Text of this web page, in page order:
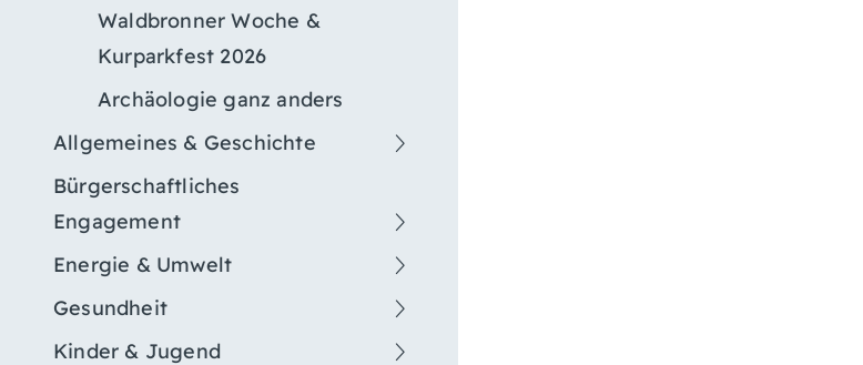
Waldbronner Woche &
Kurparkfest 2026
Archäologie ganz anders
Allgemeines & Geschichte
Bürgerschaftliches
Engagement
Energie & Umwelt
Gesundheit
Kinder & Jugend